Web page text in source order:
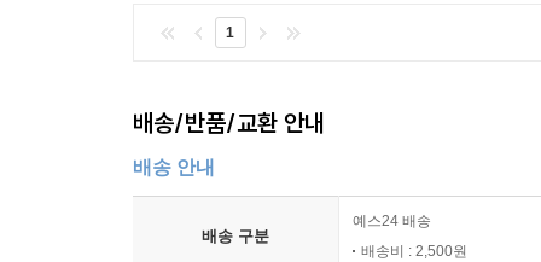
1
배송/반품/교환 안내
배송 안내
배송 구분
예스24 배송
배송비 : 2,500원